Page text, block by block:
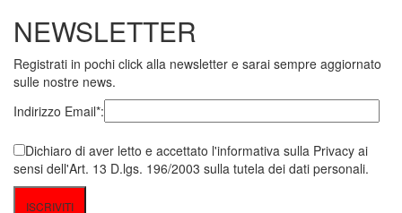
NEWSLETTER
Registrati in pochi click alla newsletter e sarai sempre aggiornato
sulle nostre news.
Indirizzo Email*:
Dichiaro di aver letto e accettato l'informativa sulla Privacy ai
sensi dell'Art. 13 D.lgs. 196/2003 sulla tutela dei dati personali.